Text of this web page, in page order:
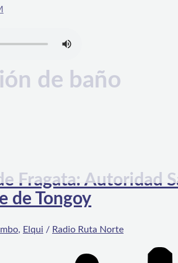
de baño
Fragata: Autoridad
de Tongoy
, Elqui / Radio Ruta Norte